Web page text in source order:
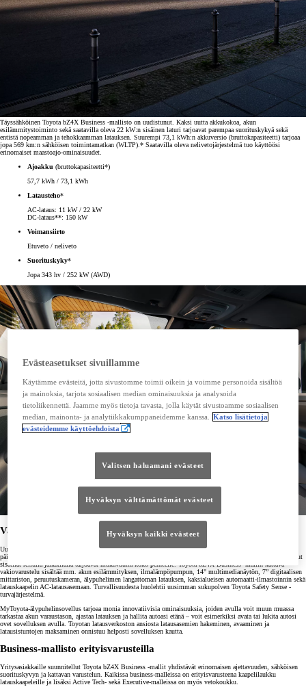
Täyssähköinen Toyota bZ4X Business -mallisto on uudistunut. Kaksi uutta akkukokoa, akun
esilämmitystoiminto sekä saatavilla oleva 22 kW:n sisäinen laturi tarjoavat parempaa suorituskykyä sekä
entistä nopeamman ja tehokkaamman latauksen. Suurempi 73,1 kWh:n akkuversio (bruttokapasiteetti) tarjoaa
jopa 569 km:n sähköisen toimintamatkan (WLTP).* Saatavilla oleva nelivetojärjestelmä tuo käyttöösi
erinomaiset maastoajo-ominaisuudet.
Ajoakku (bruttokapasiteetti*)
57,7 kWh / 73,1 kWh
Latausteho*
AC-lataus: 11 kW / 22 kW
DC-lataus**: 150 kW
Voimansiirto
Etuveto / neliveto
Suorituskyky*
Jopa 343 hv / 252 kW (AWD)
Vakuuttavaa ajamisen nautintoa
Uuden Toyota bZ4X Business -mallin tyylikäs muotoilu parannellulla aerodynamiikalla sekä täydellisen
päivityksen läpikäynyt ohjaamo nostavat ajokokemuksen täysin uudelle tasolle. Avarat ja huolella suunnitellut
sisätilat reilulla jalkatilalla tarjoavat mukavuutta koko perheelle. Toyota bZ4X Business -mallin kattava
vakiovarustelu sisältää mm. akun esilämmityksen, ilmalämpöpumpun, 14" multimedianäytön, 7” digitaalisen
mittariston, peruutuskameran, älypuhelimen langattoman latauksen, kaksialueisen automaatti-ilmastoinnin sekä
latauskaapelin AC-latausasemaan. Turvallisuudesta huolehtii uusimman sukupolven Toyota Safety Sense -
turvajärjestelmä.
MyToyota-älypuhelinsovellus tarjoaa monia innovatiivisia ominaisuuksia, joiden avulla voit muun muassa
tarkastaa akun varaustason, ajastaa latauksen ja hallita autoasi etänä – voit esimerkiksi avata tai lukita autosi
ovet sovelluksen avulla. Toyotan latausverkoston ansiosta latausasemien hakeminen, avaaminen ja
latausistuntojen maksaminen onnistuu helposti sovelluksen kautta.
Business-mallisto erityisvarusteilla
Yritysasiakkaille suunnitellut Toyota bZ4X Business -mallit yhdistävät erinomaisen ajettavuuden, sähköisen
suorituskyvyn ja kattavan varustelun. Kaikissa business-malleissa on erityisvarusteena kaapelilaukku
latauskaapeleille ja lisäksi Active Tech- sekä Executive-malleissa on myös vetokoukku.
Evästeasetukset sivuillamme
Käytämme evästeitä, jotta sivustomme toimii oikein ja voimme personoida sisältöä
ja mainoksia, tarjota sosiaalisen median ominaisuuksia ja analysoida
tietoliikennettä. Jaamme myös tietoja tavasta, jolla käytät sivustoamme sosiaalisen
median, mainonta- ja analytiikkakumppaneidemme kanssa.
Katso lisätietoja
evästeidemme käyttöehdoista
Valitsen haluamani evästeet
Hyväksyn välttämättömät evästeet
Hyväksyn kaikki evästeet